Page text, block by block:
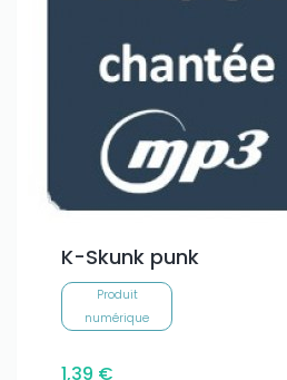
K-Skunk punk
Produit
numérique
1,39 €